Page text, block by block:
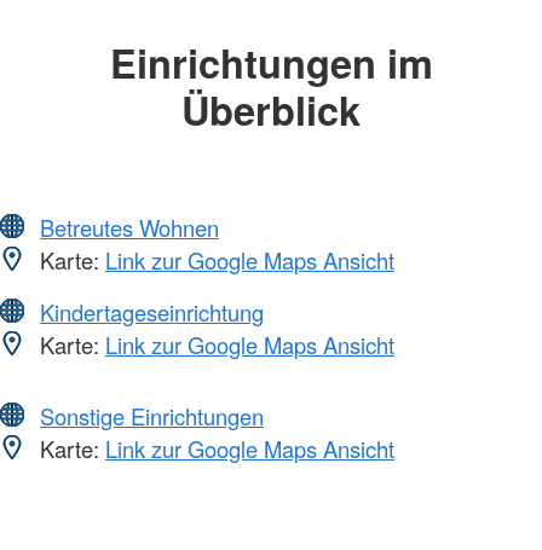
Einrichtungen im
Überblick
Betreutes Wohnen
Karte: Link zur Google Maps Ansicht
Kindertageseinrichtung
Karte: Link zur Google Maps Ansicht
Sonstige Einrichtungen
Karte: Link zur Google Maps Ansicht